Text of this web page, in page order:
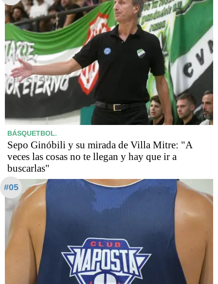
BÁSQUETBOL.
Sepo Ginóbili y su mirada de Villa Mitre: "A
veces las cosas no te llegan y hay que ir a
buscarlas"
#05